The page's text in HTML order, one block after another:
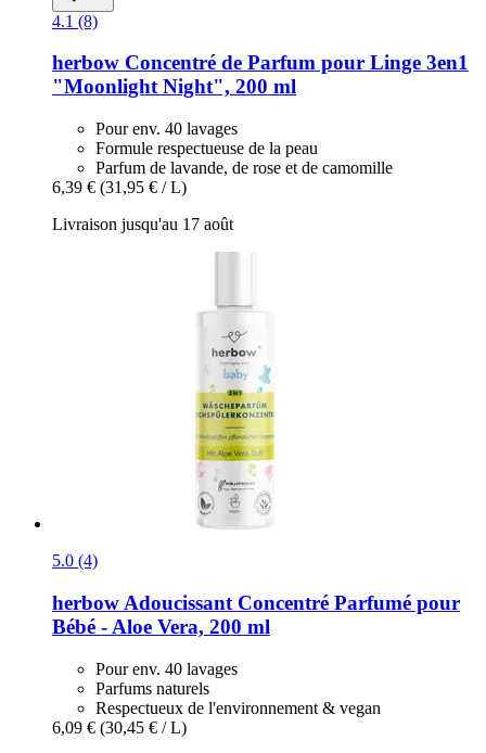
4.1 (8)
herbow Concentré de Parfum pour Linge 3en1
"Moonlight Night", 200 ml
Pour env. 40 lavages
Formule respectueuse de la peau
Parfum de lavande, de rose et de camomille
6,39 € (31,95 € / L)
Livraison jusqu'au 17 août
5.0 (4)
herbow Adoucissant Concentré Parfumé pour
Bébé -​ Aloe Vera, 200 ml
Pour env. 40 lavages
Parfums naturels
Respectueux de l'environnement & vegan
6,09 € (30,45 € / L)